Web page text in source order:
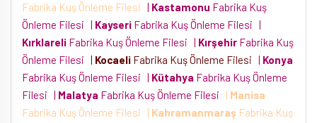
Fabrika Kuş Önleme Filesi | Kastamonu Fabrika Kuş
Önleme Filesi | Kayseri Fabrika Kuş Önleme Filesi |
Kırklareli Fabrika Kuş Önleme Filesi | Kırşehir Fabrika Kuş
Önleme Filesi | Kocaeli Fabrika Kuş Önleme Filesi | Konya
Fabrika Kuş Önleme Filesi | Kütahya Fabrika Kuş Önleme
Filesi | Malatya Fabrika Kuş Önleme Filesi | Manisa
Fabrika Kuş Önleme Filesi
| Kahramanmaraş Fabrika Kuş